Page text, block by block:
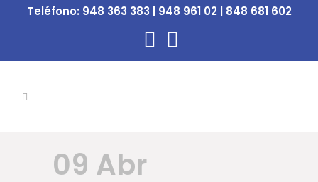
Teléfono: 948 363 383 | 948 961 02 | 848 681 602
09 Abr